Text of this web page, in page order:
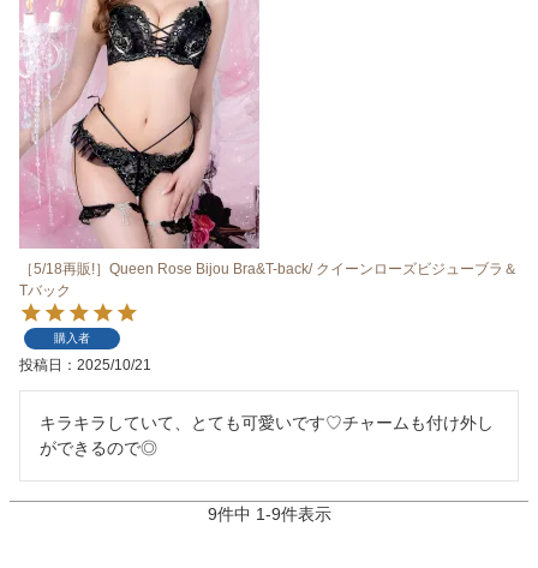
［5/18再販!］Queen Rose Bijou Bra&T-back/ クイーンローズビジューブラ＆
Tバック
購入者
投稿日 2025/10/21
キラキラしていて、とても可愛いです♡チャームも付け外し
ができるので◎
9件中 1-9件表示